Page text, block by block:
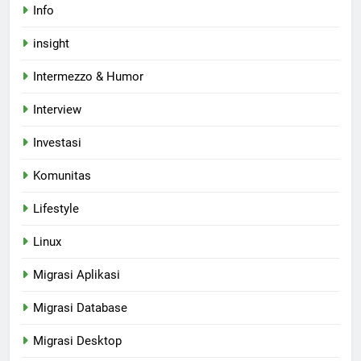
Info
insight
Intermezzo & Humor
Interview
Investasi
Komunitas
Lifestyle
Linux
Migrasi Aplikasi
Migrasi Database
Migrasi Desktop